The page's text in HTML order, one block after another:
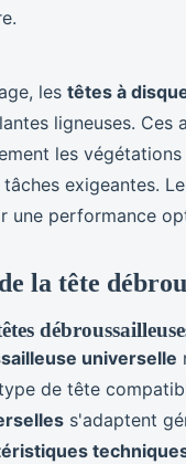
les têtes à
ligneuses. Ces
les
exigeantes.
une performance
la tête
universelle
de tête
s'adaptent